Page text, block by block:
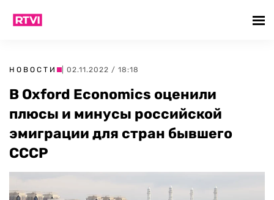
НОВОСТИ | 02.11.2022 / 18:18
В Oxford Economics оценили
плюсы и минусы российской
эмиграции для стран бывшего
СССР